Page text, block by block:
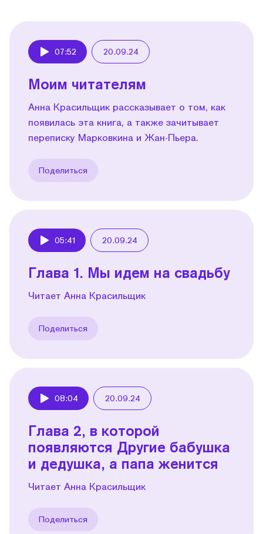
07:52 20.09.24
Моим читателям
Анна Красильщик рассказывает о том, как
появилась эта книга, а также зачитывает
переписку Марковкина и Жан-Пьера.
Поделиться
05:41 20.09.24
Глава 1. Мы идем на свадьбу
Читает Анна Красильщик
Поделиться
08:04 20.09.24
Глава 2, в которой
появляются Другие бабушка
и дедушка, а папа женится
Читает Анна Красильщик
Поделиться